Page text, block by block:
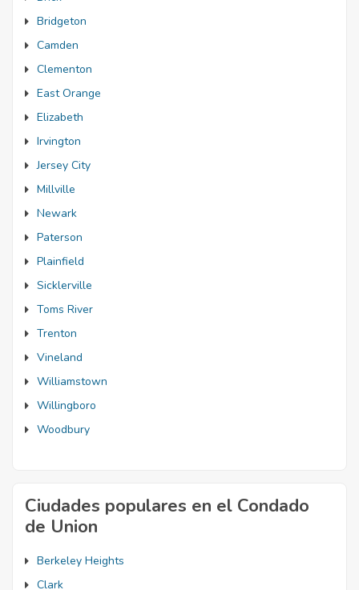
Bridgeton
Camden
Clementon
East Orange
Elizabeth
Irvington
Jersey City
Millville
Newark
Paterson
Plainfield
Sicklerville
Toms River
Trenton
Vineland
Williamstown
Willingboro
Woodbury
Ciudades populares en el Condado
de Union
Berkeley Heights
Clark